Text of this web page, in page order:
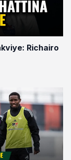
Richairo